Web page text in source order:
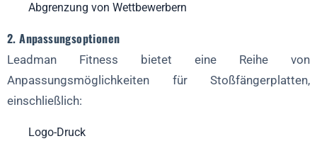
Abgrenzung von Wettbewerbern
2. Anpassungsoptionen
Leadman Fitness bietet eine Reihe von
Anpassungsmöglichkeiten für Stoßfängerplatten,
einschließlich:
Logo-Druck